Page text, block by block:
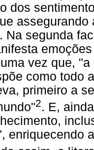
dos
Na segunda
vez que,
como todo
primeiro a
2. E,
enriquecendo